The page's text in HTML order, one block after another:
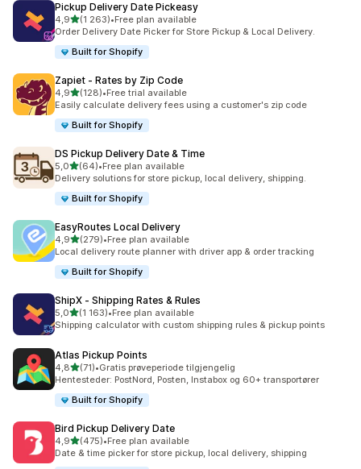
Pickup Delivery Date Pickeasy
4,9av 5 stjerner
(1 263)
Totalt 1263 omtaler
•Free plan available
Order Delivery Date Picker for Store Pickup & Local Delivery.
Built for Shopify
Zapiet ‑ Rates by Zip Code
4,9av 5 stjerner
(128)
Totalt 128 omtaler
•Free trial available
Easily calculate delivery fees using a customer's zip code
Built for Shopify
DS Pickup Delivery Date & Time
5,0av 5 stjerner
(64)
Totalt 64 omtaler
•Free plan available
Delivery solutions for store pickup, local delivery, shipping.
Built for Shopify
EasyRoutes Local Delivery
4,9av 5 stjerner
(279)
Totalt 279 omtaler
•Free plan available
Local delivery route planner with driver app & order tracking
Built for Shopify
ShipX ‑ Shipping Rates & Rules
5,0av 5 stjerner
(1 163)
Totalt 1163 omtaler
•Free plan available
Shipping calculator with custom shipping rules & pickup points
Atlas Pickup Points
4,8av 5 stjerner
(71)
Totalt 71 omtaler
•Gratis prøveperiode tilgjengelig
Hentesteder: PostNord, Posten, Instabox og 60+ transportører
Built for Shopify
Bird Pickup Delivery Date
4,9av 5 stjerner
(475)
Totalt 475 omtaler
•Free plan available
Date & time picker for store pickup, local delivery, shipping